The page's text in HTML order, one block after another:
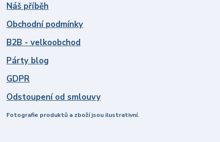
Náš příběh
Obchodní podmínky
B2B - velkoobchod
Párty blog
GDPR
Odstoupení od smlouvy
Fotografie produktů a zboží jsou ilustrativní.